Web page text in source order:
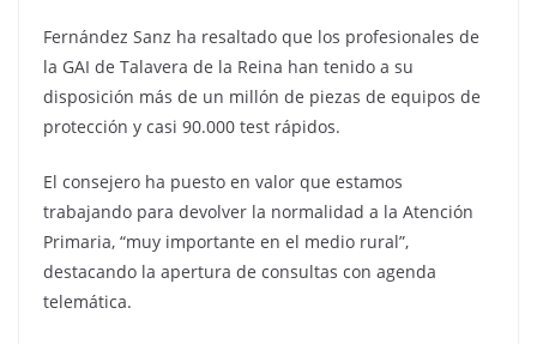
Fernández Sanz ha resaltado que los profesionales de
la GAI de Talavera de la Reina han tenido a su
disposición más de un millón de piezas de equipos de
protección y casi 90.000 test rápidos.
El consejero ha puesto en valor que estamos
trabajando para devolver la normalidad a la Atención
Primaria, “muy importante en el medio rural”,
destacando la apertura de consultas con agenda
telemática.